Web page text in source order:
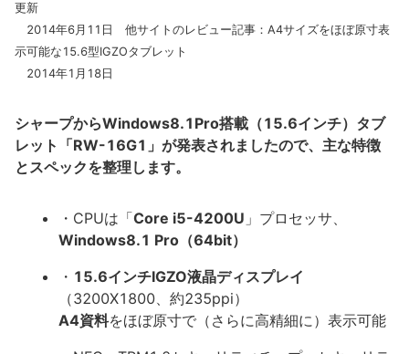
更新
2014年6月11日 他サイトのレビュー記事：A4サイズをほぼ原寸表
示可能な15.6型IGZOタブレット
2014年1月18日
シャープからWindows8.1Pro搭載（15.6インチ）タブ
レット「RW-16G1」が発表されましたので、主な特徴
とスペックを整理します。
・CPUは「Core i5-4200U 」プロセッサ、
Windows8.1 Pro（64bit）
・ 15.6インチIGZO液晶ディスプレイ
（3200X1800、約235ppi）
A4資料をほぼ原寸で（さらに高精細に）表示可能